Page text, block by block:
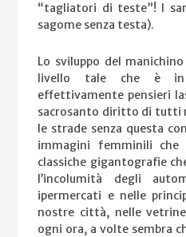
“tagliatori di teste”! I
sagome senza testa).
Lo sviluppo del
livello tale che è in
effettivamente pensieri
sacrosanto diritto di tutti
le strade senza questa
immagini femminili che
classiche gigantografie
l’incolumità degli
ipermercati e nelle
nostre città, nelle
ogni ora, a volte sembra